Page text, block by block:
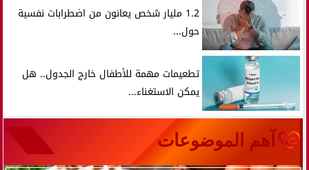
1.2 مليار شخص يعانون من اضطرابات نفسية
حول...
تطعيمات مهمة للأطفال خارج الجدول.. هل
يمكن الاستغناء...
آهم الموضوعات